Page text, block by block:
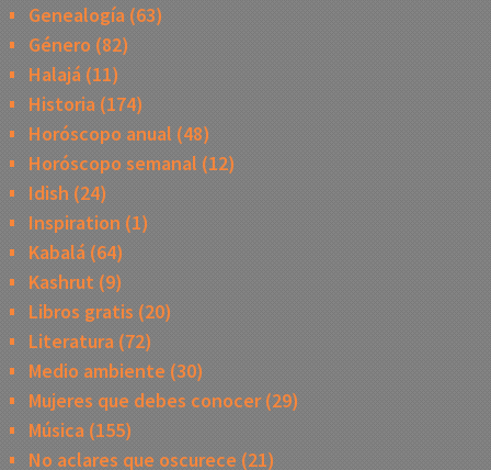
Genealogía(63)
Género (82)
Halajá(11)
Historia(174)
Horóscopo anual (48)
Horóscopo semanal (12)
Idish (24)
Inspiration (1)
Kabalá(64)
Kashrut (9)
Libros gratis (20)
Literatura(72)
Medio ambiente (30)
Mujeres que debes conocer(29)
Música(155)
No aclares que oscurece (21)